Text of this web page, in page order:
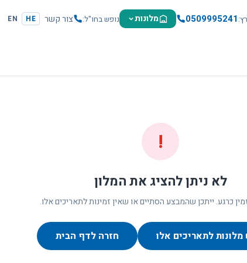
0509995241 מלונות נופש בחו"ל צור קשר HE
EN
!
לא ניתן להציג את המלון
כרגע. ייתכן שהמבצע הסתיים או שאין זמינות לתאריכים אלו.
לתאריכים אלו חזרה לדף הבית